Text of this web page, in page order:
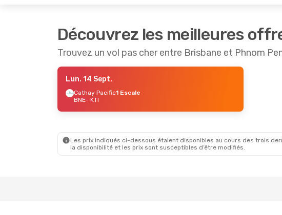
Découvrez les meilleures
Trouvez un vol pas cher entre Brisbane et Phnom
Lun. 14 Sept.
Cathay Pacific1 Escale
BNE- KTI
Les prix indiqués ci-dessous étaient disponibles au cours des trois
la disponibilité et les prix sont susceptibles d’être modifiés.